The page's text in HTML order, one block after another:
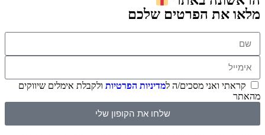
מלאו את הפרטים שלכם
קראתי ואני מסכים/ה למדיניות הפרטיות ולקבלת אימלים שיווקים
מהאתר
שלחו את הקופון שלי